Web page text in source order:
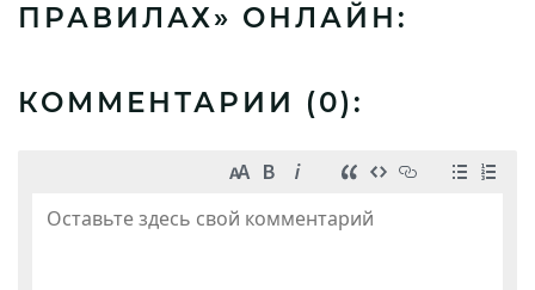
ПРАВИЛАХ» ОНЛАЙН:
КОММЕНТАРИИ (0):